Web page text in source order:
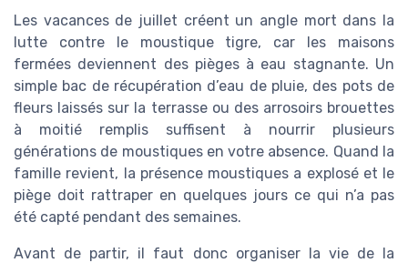
Les vacances de juillet créent un angle mort dans la
lutte contre le moustique tigre, car les maisons
fermées deviennent des pièges à eau stagnante. Un
simple bac de récupération d’eau de pluie, des pots de
fleurs laissés sur la terrasse ou des arrosoirs brouettes
à moitié remplis suffisent à nourrir plusieurs
générations de moustiques en votre absence. Quand la
famille revient, la présence moustiques a explosé et le
piège doit rattraper en quelques jours ce qui n’a pas
été capté pendant des semaines.
Avant de partir, il faut donc organiser la vie de la